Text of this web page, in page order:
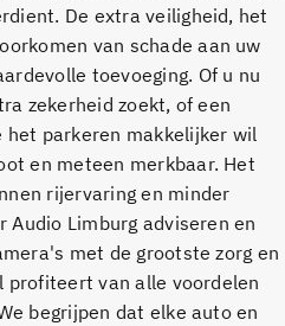
De extra veiligheid, het
van schade aan uw
toevoeging. Of u nu
zekerheid zoekt, of een
parkeren makkelijker wil
en meteen merkbaar. Het
rijervaring en minder
Audio Limburg adviseren en
met de grootste zorg en
profiteert van alle voordelen
begrijpen dat elke auto en